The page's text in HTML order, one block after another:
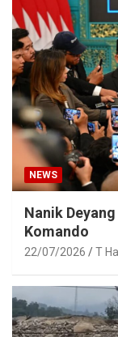
NEWS
Nanik
Komando
22/07/2026 T